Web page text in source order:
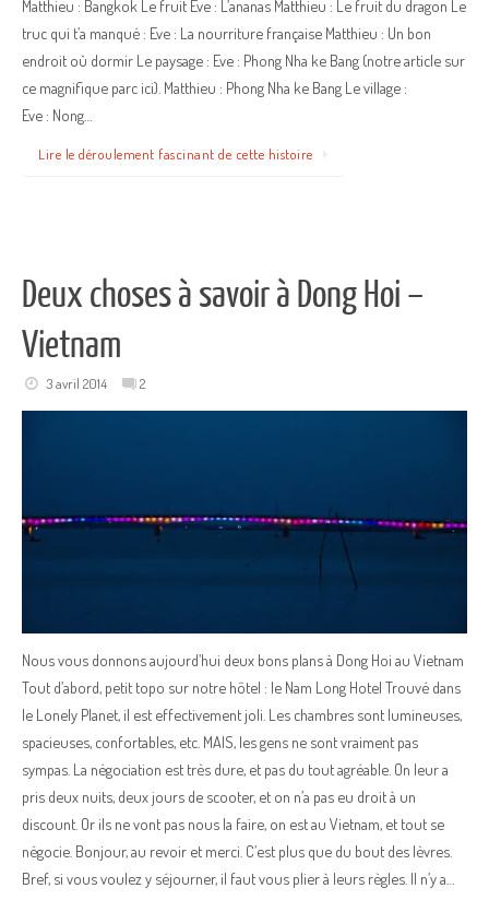
Matthieu : Bangkok Le fruit Eve : L’ananas Matthieu : Le fruit du dragon Le
truc qui t’a manqué : Eve : La nourriture française Matthieu : Un bon
endroit où dormir Le paysage : Eve : Phong Nha ke Bang (notre article sur
ce magnifique parc ici). Matthieu : Phong Nha ke Bang Le village :
Eve : Nong…
Lire le déroulement fascinant de cette histoire
Deux choses à savoir à Dong Hoi –
Vietnam
3 avril 2014 2
Nous vous donnons aujourd’hui deux bons plans à Dong Hoi au Vietnam
Tout d’abord, petit topo sur notre hôtel : le Nam Long Hotel Trouvé dans
le Lonely Planet, il est effectivement joli. Les chambres sont lumineuses,
spacieuses, confortables, etc. MAIS, les gens ne sont vraiment pas
sympas. La négociation est très dure, et pas du tout agréable. On leur a
pris deux nuits, deux jours de scooter, et on n’a pas eu droit à un
discount. Or ils ne vont pas nous la faire, on est au Vietnam, et tout se
négocie. Bonjour, au revoir et merci. C’est plus que du bout des lèvres.
Bref, si vous voulez y séjourner, il faut vous plier à leurs règles. Il n’y a…